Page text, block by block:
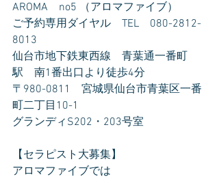
AROMA　no5 （アロマファイブ）
ご予約専用ダイヤル　TEL　080-2812-
8013
仙台市地下鉄東西線　青葉通一番町
駅　南1番出口より徒歩4分
〒980-0811　宮城県仙台市青葉区一番
町二丁目10-1
グランディS202・203号室
【セラピスト大募集】
アロマファイブでは